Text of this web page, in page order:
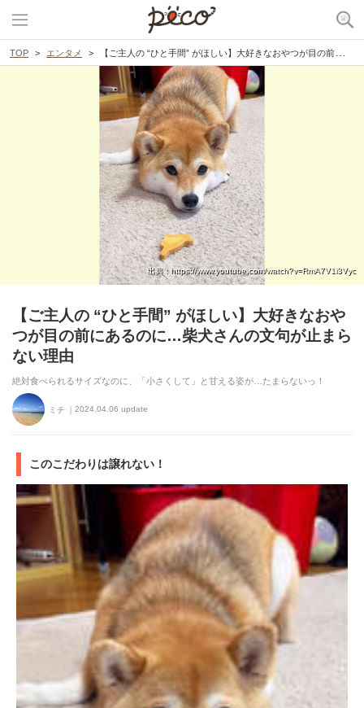
TOP エンタメ 【ご主人の “ひと手間” がほしい】大好きなおやつが目の前にあるのに…柴犬さんの文句が止まらない理由
出典 : https://www.youtube.com/watch?v=RmA7V1i3Vyc
【ご主人の “ひと手間” がほしい】大好きなおや
つが目の前にあるのに…柴犬さんの文句が止まら
ない理由
絶対食べられるサイズなのに、「小さくして」と甘える姿が…たまらないっ！
ミチ 2024.04.06 update
このこだわりは譲れない！